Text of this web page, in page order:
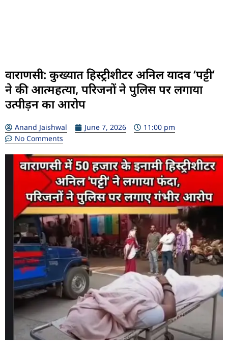
वाराणसी: कुख्यात हिस्ट्रीशीटर अनिल यादव ‘पट्टी’
ने की आत्महत्या, परिजनों ने पुलिस पर लगाया
उत्पीड़न का आरोप
Anand Jaishwal June 7, 2026
11:00 pm
No Comments